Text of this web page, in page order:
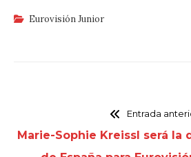
Eurovisión Junior
Entrada
Marie-Sophie Kreissl será la